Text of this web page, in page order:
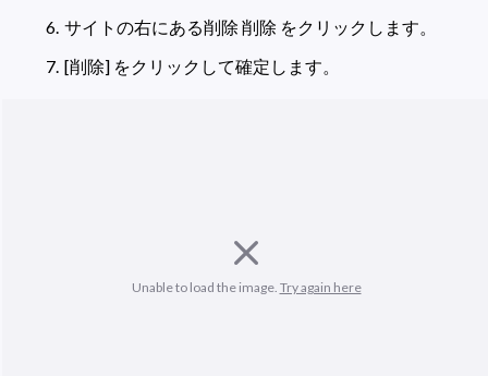
サイトの右にある削除 削除 をクリックします。
[削除] をクリックして確定します。
Unable to load the image. Try again here